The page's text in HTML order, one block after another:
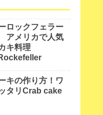
ロックフェラー
アメリカで人気
キ料理
キの作り方！ワ
タリCrab cake